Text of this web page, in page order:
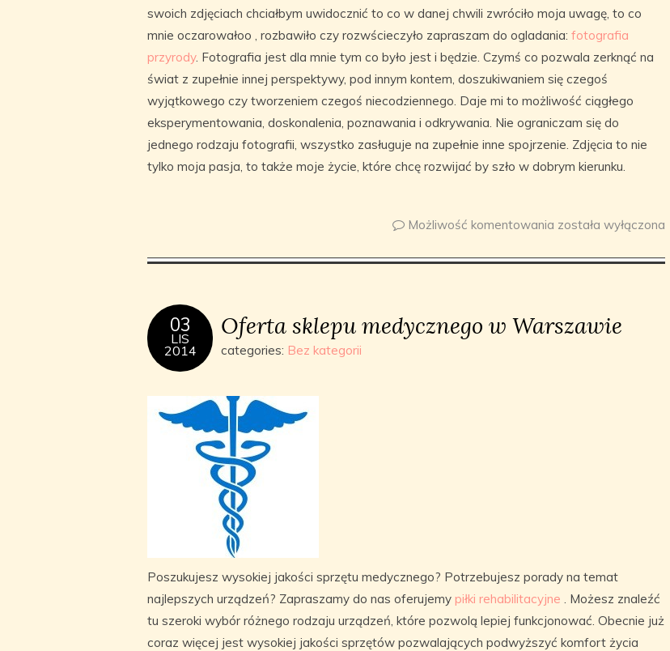
swoich zdjęciach chciałbym uwidocznić to co w danej chwili zwróciło moja uwagę, to co
mnie oczarowałoo , rozbawiło czy rozwścieczyło zapraszam do ogladania: fotografia
przyrody. Fotografia jest dla mnie tym co było jest i będzie. Czymś co pozwala zerknąć na
świat z zupełnie innej perspektywy, pod innym kontem, doszukiwaniem się czegoś
wyjątkowego czy tworzeniem czegoś niecodziennego. Daje mi to możliwość ciągłego
eksperymentowania, doskonalenia, poznawania i odkrywania. Nie ograniczam się do
jednego rodzaju fotografii, wszystko zasługuje na zupełnie inne spojrzenie. Zdjęcia to nie
tylko moja pasja, to także moje życie, które chcę rozwijać by szło w dobrym kierunku.
Możliwość komentowania została wyłączona
03
LIS
2014
Oferta sklepu medycznego w Warszawie
categories: Bez kategorii
Poszukujesz wysokiej jakości sprzętu medycznego? Potrzebujesz porady na temat
najlepszych urządzeń? Zapraszamy do nas oferujemy piłki rehabilitacyjne . Możesz znaleźć
tu szeroki wybór różnego rodzaju urządzeń, które pozwolą lepiej funkcjonować. Obecnie już
coraz więcej jest wysokiej jakości sprzętów pozwalających podwyższyć komfort życia